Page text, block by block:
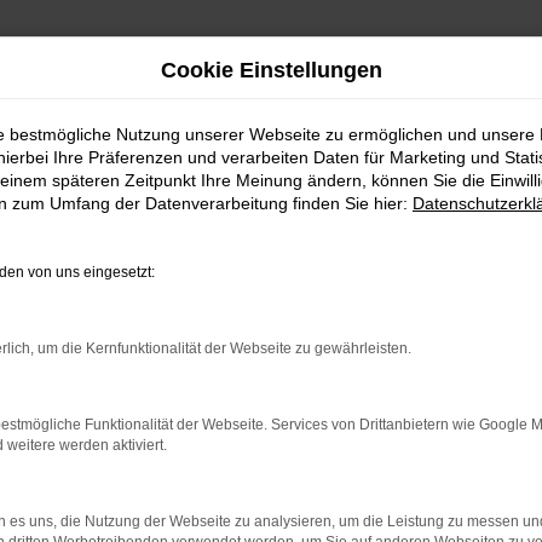
2 Möglichkeiten. Sehen Sie sich mit Klick auf „Unser
Probefahren. Oder Sie klicken auf den Button
können wir dann für Sie beschaffen. Wir freuen uns auf
Cookie Einstellungen
bestmögliche Nutzung unserer Webseite zu ermöglichen und unsere
Ihre Präferenzen und verarbeiten Daten für Marketing und
späteren Zeitpunkt Ihre Meinung ändern, können Sie die
zum Umfang der Datenverarbeitung finden Sie hier:
von uns eingesetzt:
um die Kernfunktionalität der Webseite zu gewährleisten.
Funktionalität der Webseite. Services von Drittanbietern wie Google
weitere werden aktiviert.
es uns, die Nutzung der Webseite zu analysieren, um die Leistung zu messen